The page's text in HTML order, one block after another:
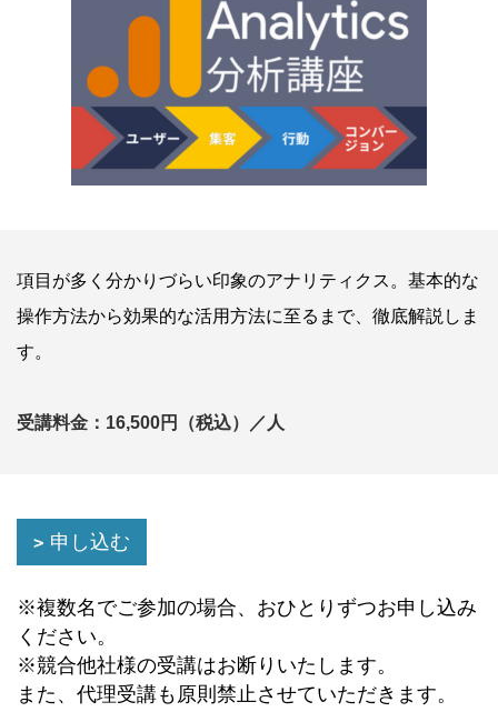
項目が多く分かりづらい印象のアナリティクス。基本的な
操作方法から効果的な活用方法に至るまで、徹底解説しま
す。
受講料金：16,500円（税込）／人
申し込む
※複数名でご参加の場合、おひとりずつお申し込み
ください。
※競合他社様の受講はお断りいたします。
また、代理受講も原則禁止させていただきます。